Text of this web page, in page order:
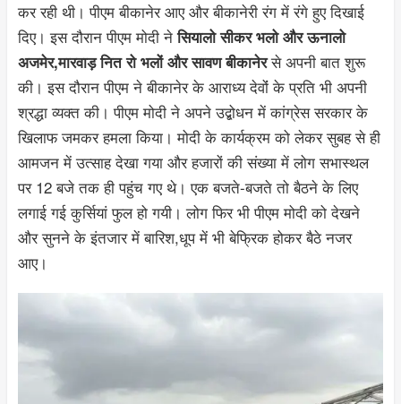
कर रही थी। पीएम बीकानेर आए और बीकानेरी रंग में रंगे हुए दिखाई
दिए। इस दौरान पीएम मोदी नेसियालो सीकर भलो और ऊनालो
अजमेर,मारवाड़ नित रो भलों और सावण बीकानेरसे अपनी बात शुरू
की। इस दौरान पीएम ने बीकानेर के आराध्य देवोंं के प्रति भी अपनी
श्रद्धा व्यक्त की। पीएम मोदी ने अपने उद्बोधन में कांग्रेस सरकार के
खिलाफ जमकर हमला किया। मोदी के कार्यक्रम को लेकर सुबह से ही
आमजन में उत्साह देखा गया और हजारों की संख्या में लोग सभास्थल
पर 12 बजे तक ही पहुंच गए थे। एक बजते-बजते तो बैठने के लिए
लगाई गई कुर्सियां फुल हो गयी। लोग फिर भी पीएम मोदी को देखने
और सुनने के इंतजार में बारिश,धूप में भी बेफ्रिक होकर बैठे नजर
आए।